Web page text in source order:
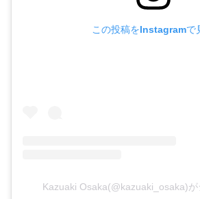
この投稿をInstagramで
Kazuaki Osaka(@kazuaki_osaka)